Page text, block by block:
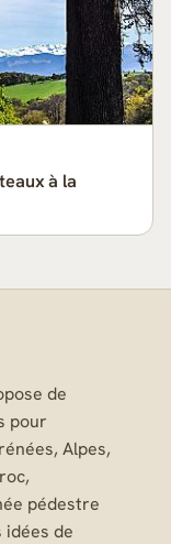
à la
de
pour
Alpes,
pédestre
de